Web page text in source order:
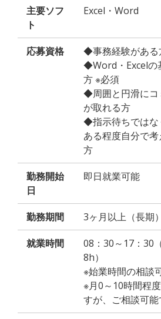
主要ソフ
ト
Excel・Word
応募資格
◆事務経験がある
◆Word・Excelの
方 ※必須
◆周囲と円滑にコ
が取れる方
◆指示待ちではな
ある程度自分で
方
勤務開始
日
即日就業可能
勤務期間 3ヶ月以上（長期）
就業時間
08：30～17：30
8h）
※始業時間の相談
※月0～10時間程
すが、ご相談可能